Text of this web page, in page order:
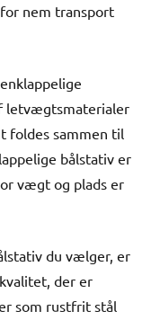
nem transport
letvægtsmaterialer
foldes sammen til
bålstativ er
vægt og plads er
du vælger, er
der er
som rustfrit stål